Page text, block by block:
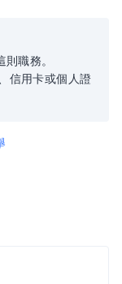
職務。
信用卡或個人證